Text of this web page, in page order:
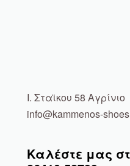
Ι. Σταϊκου 58 Αγρίνιο
info@kammenos-
Καλέστε μας